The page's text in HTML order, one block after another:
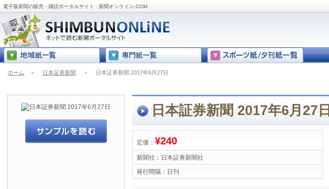
電子版新聞の販売・購読ポータルサイト - 新聞オンライン.COM
ホーム ＞ 日本証券新聞 ＞ 日本証券新聞 2017年6月27日
日本証券新聞 2017年6月27日
定価： ¥240
新聞社： 日本証券新聞社
発行間隔： 日刊